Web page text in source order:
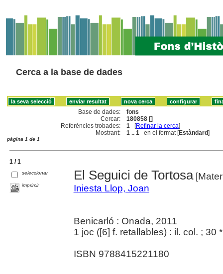
Cerca a la base de dades
Base de dades:
fons
Cercar:
180858 []
Referències trobades:
1 [Refinar la cerca]
Mostrant:
1 .. 1 en el format [Estàndard]
pàgina 1 de 1
1 / 1
seleccionar
imprimir
El Seguici de Tortosa
Iniesta Llop, Joan
Benicarló : Onada, 2011
1 joc ([6] f. retallables) : il. col. ; 30
ISBN 9788415221180